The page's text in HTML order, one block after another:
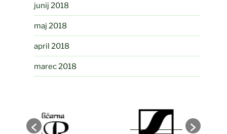
junij 2018
maj 2018
april 2018
marec 2018